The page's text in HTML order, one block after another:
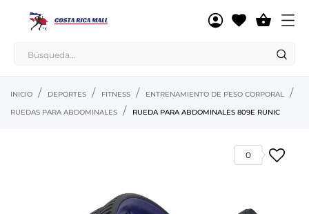

INICIO DEPORTES FITNESS
ENTRENAMIENTO DE PESO CORPORAL
RUEDAS PARA ABDOMINALES
RUEDA PARA ABDOMINALES 809E RUNIC
0